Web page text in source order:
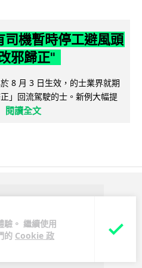
驗。 繼續使用
的 Cookie 政
司機暫時停工避風頭
邪歸正"
8 月 3 日生效，的士業界就期
」回流駕駛的士。新例大幅提
閱讀全文